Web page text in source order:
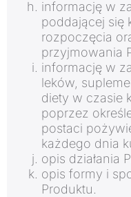
informację w
poddającej się
rozpoczęcia
przyjmowania
informację w
leków,
diety w czasie
poprzez
postaci
każdego dnia
opis działania
opis formy i
Produktu.